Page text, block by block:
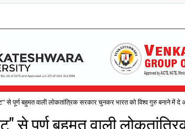
से पूर्ण बहुमत वाली लोकतांत्रिक सरकार चुनकर भारत को विश्व गुरु बनाने में दे
से पूर्ण बहुमत वाली